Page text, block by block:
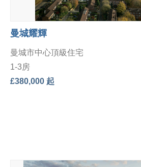
曼城耀輝
曼城市中心頂級住宅
1-3房
£380,000 起